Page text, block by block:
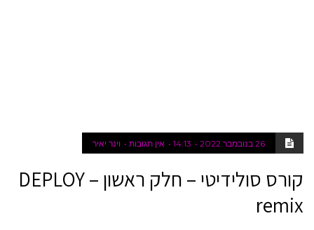
26 בנובמבר 2022 14:13 אין תגובות וינר יאיר
קורס סולידיטי – חלק ראשון – DEPLOY
remix